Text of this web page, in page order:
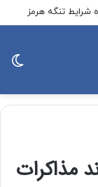
شرایط تنگه هرمز
مذاکرات